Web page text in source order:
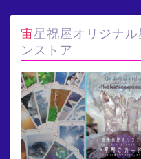
宙星祝屋オリジナル星解きカード® オンライ
ンストア